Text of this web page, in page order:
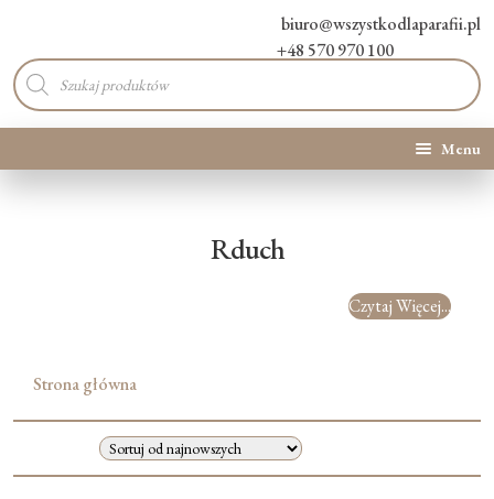
biuro@wszystkodlaparafii.pl
+48 570 970 100
Wyszukiwarka
produktów
Menu
Kontakt
Blog
Rduch
Czytaj Więcej...
Strona główna